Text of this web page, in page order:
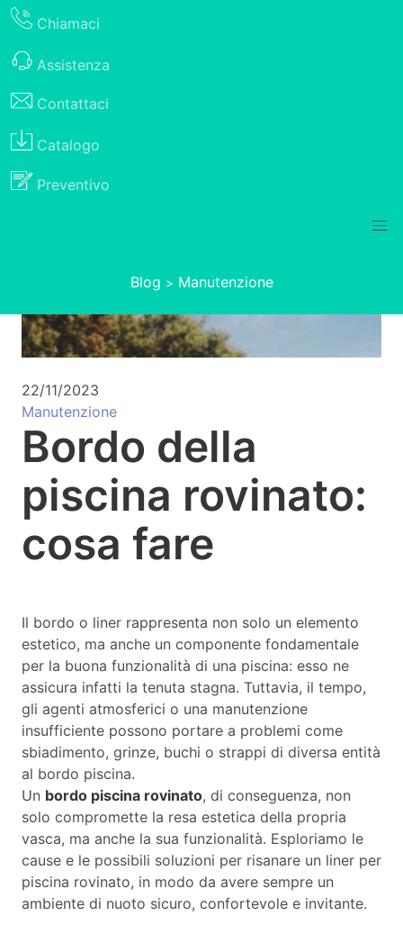
Chiamaci
Assistenza
Contattaci
Catalogo
Preventivo
Blog > Manutenzione
22/11/2023
Manutenzione
Bordo della
piscina rovinato:
cosa fare
Il bordo o liner rappresenta non solo un elemento
estetico, ma anche un componente fondamentale
per la buona funzionalità di una piscina: esso ne
assicura infatti la tenuta stagna. Tuttavia, il tempo,
gli agenti atmosferici o una manutenzione
insufficiente possono portare a problemi come
sbiadimento, grinze, buchi o strappi di diversa entità
al bordo piscina.
Un bordo piscina rovinato, di conseguenza, non
solo compromette la resa estetica della propria
vasca, ma anche la sua funzionalità. Esploriamo le
cause e le possibili soluzioni per risanare un liner per
piscina rovinato, in modo da avere sempre un
ambiente di nuoto sicuro, confortevole e invitante.